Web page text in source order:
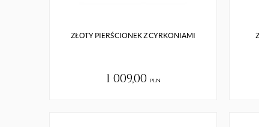
ZŁOTY PIERŚCIONEK Z CYRKONIAMI
1 009,00 pln